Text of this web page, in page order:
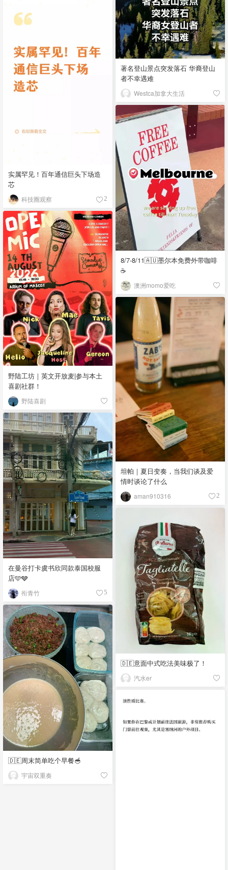
著名登山景点突发落石 华裔登山
者不幸遇难
Westca加拿大生活
实属罕见！百年通信巨头下场造
芯
科技圈观察 2
8/7-8/11🇦🇺墨尔本免费外带咖啡
☕
澳洲momo爱吃
野陆工坊｜英文开放麦|参与本土
喜剧社群！
野陆喜剧
坦帕｜夏日变奏，当我们谈及爱
情时谈论了什么
aman910316 2
在曼谷打卡虞书欣同款泰国校服
店🩵🩶
衔青竹 5
🇩🇪意面中式吃法美味极了！
汽水er
🇩🇪周末简单吃个早餐🥣
宇宙双重奏